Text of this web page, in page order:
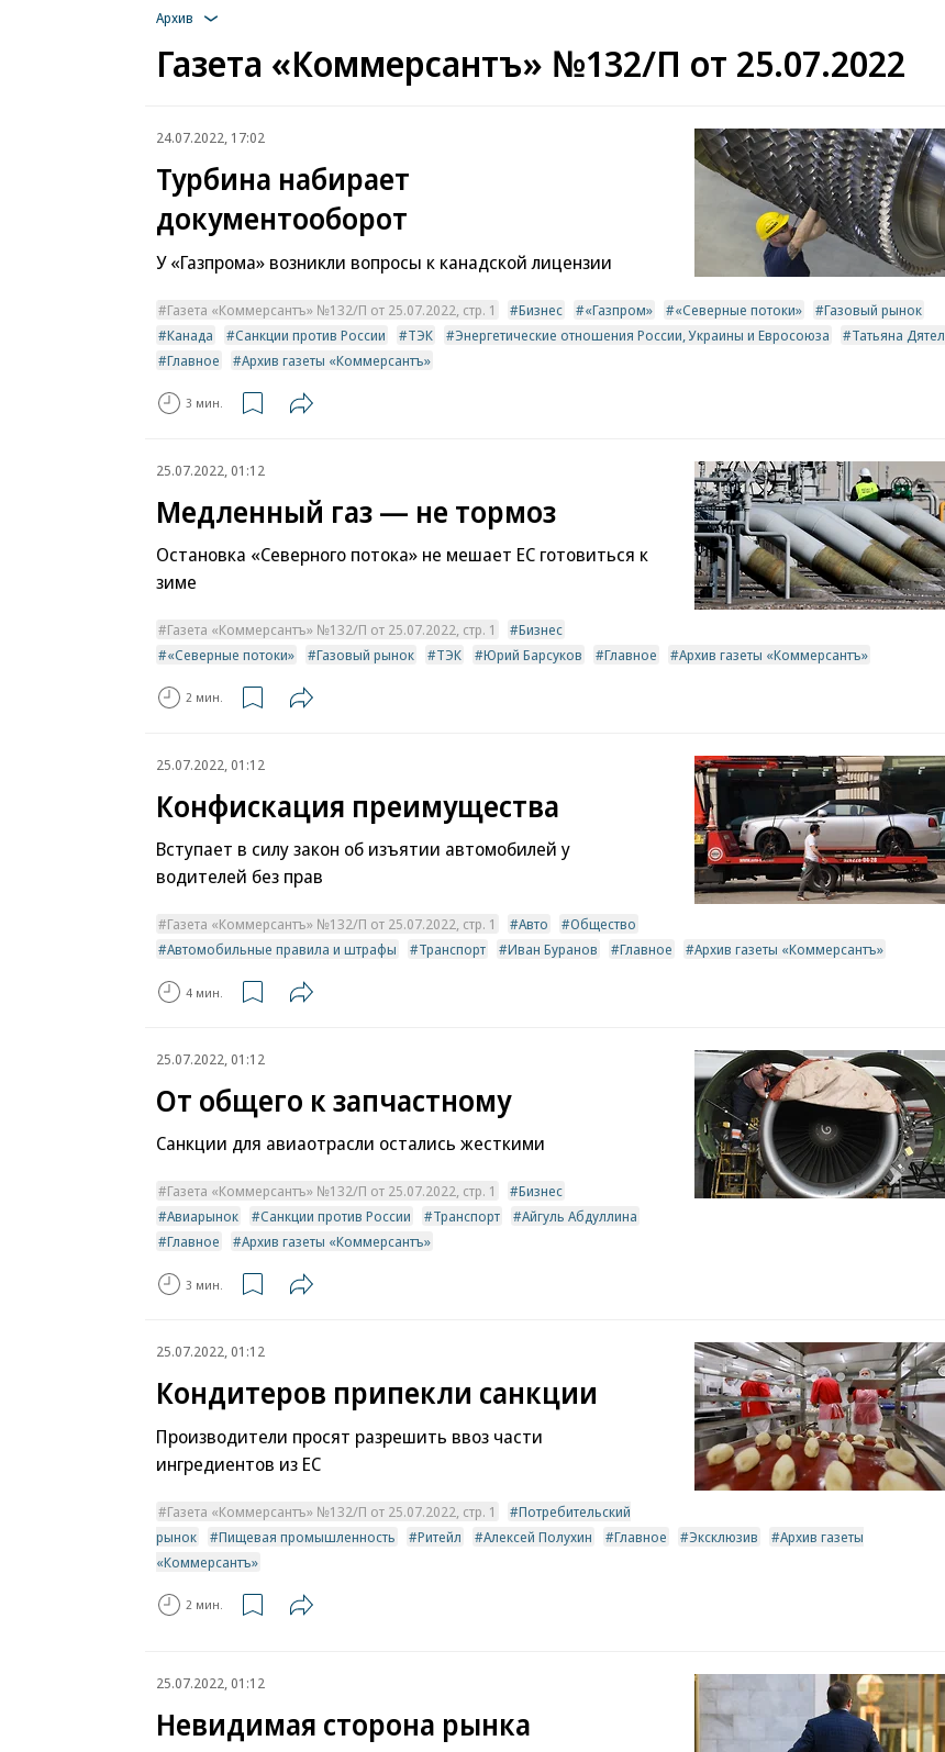
Архив
Газета «Коммерсантъ» №132/П от 25.07.2022
24.07.2022, 17:02
Турбина набирает
документооборот
У «Газпрома» возникли вопросы к канадской лицензии
Газета «Коммерсантъ» №132/П от 25.07.2022, стр. 1 Бизнес «Газпром» «Северные потоки»
Газовый рынок
Канада
Санкции против России ТЭК Энергетические отношения России, Украины и Евросоюза
Татьяна Дятел
Главное
Архив газеты «Коммерсантъ»
3 мин.
25.07.2022, 01:12
Медленный газ — не тормоз
Остановка «Северного потока» не мешает ЕС готовиться к
зиме
Газета «Коммерсантъ» №132/П от 25.07.2022, стр. 1
Бизнес
«Северные потоки»
Газовый рынок ТЭК Юрий Барсуков Главное Архив газеты «Коммерсантъ»
2 мин.
25.07.2022, 01:12
Конфискация преимущества
Вступает в силу закон об изъятии автомобилей у
водителей без прав
Газета «Коммерсантъ» №132/П от 25.07.2022, стр. 1 Авто
Общество
Автомобильные правила и штрафы
Транспорт Иван Буранов Главное Архив газеты «Коммерсантъ»
4 мин.
25.07.2022, 01:12
От общего к запчастному
Санкции для авиаотрасли остались жесткими
Газета «Коммерсантъ» №132/П от 25.07.2022, стр. 1
Бизнес
Авиарынок
Санкции против России Транспорт
Айгуль Абдуллина
Главное
Архив газеты «Коммерсантъ»
3 мин.
25.07.2022, 01:12
Кондитеров припекли санкции
Производители просят разрешить ввоз части
ингредиентов из ЕС
Газета «Коммерсантъ» №132/П от 25.07.2022, стр. 1
Потребительский
рынок
Пищевая промышленность Ритейл Алексей Полухин Главное Эксклюзив
Архив газеты
«Коммерсантъ»
2 мин.
25.07.2022, 01:12
Невидимая сторона рынка